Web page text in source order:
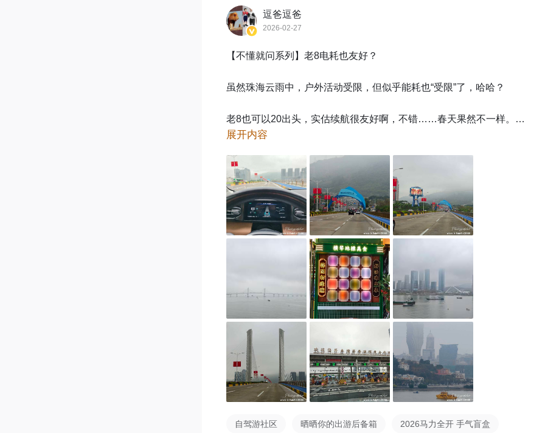
逗爸逗爸
2026-02-27
【不懂就问系列】老8电耗也友好？
虽然珠海云雨中，户外活动受限，但似乎能耗也“受限”了，哈哈？
老8也可以20出头，实估续航很友好啊，不错……春天果然不一样。
@小新同学 @阿平同学 @飞机先生 @木子阿
展开内容
自驾游社区 晒晒你的出游后备箱 2026马力全开 手气盲盒